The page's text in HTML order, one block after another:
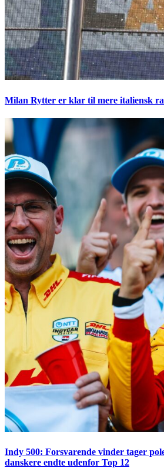
Milan Rytter er klar til mere italiensk
Indy 500: Forsvarende vinder tager
danskere endte udenfor Top 12